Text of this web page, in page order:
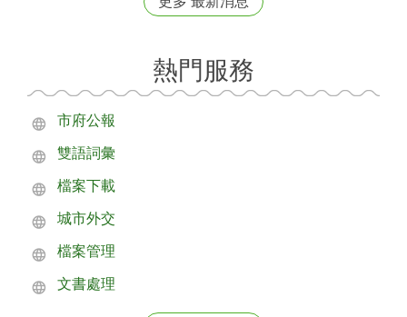
熱門服務
市府公報
雙語詞彙
檔案下載
城市外交
檔案管理
文書處理